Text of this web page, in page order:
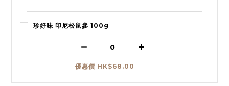
珍好味 印尼松鼠參 100g
優惠價 HK$68.00